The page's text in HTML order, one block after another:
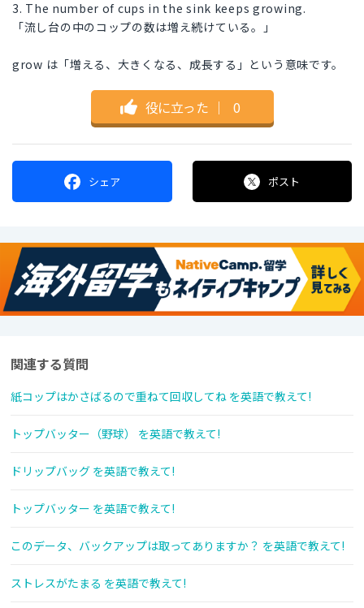
3. The number of cups in the sink keeps growing.
「流し台の中のコップの数は増え続けている。」
grow は「増える、大きくなる、成長する」という意味です。
役に立った ｜ 0
シェア ポスト
関連する質問
紙コップはかさばるので重ねて回収してね を英語で教えて!
トップバッター（野球） を英語で教えて!
ドリップバッグ を英語で教えて!
トップバッター を英語で教えて!
このデータ、バックアップは取ってありますか？ を英語で教えて!
ストレスがたまる を英語で教えて!